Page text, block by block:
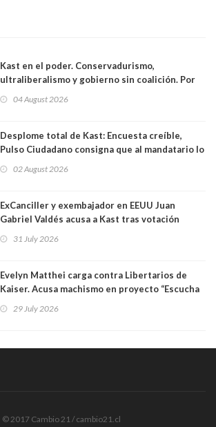
Kast en el poder. Conservadurismo,
ultraliberalismo y gobierno sin coalición. Por
04 August 2026
Desplome total de Kast: Encuesta creíble,
Pulso Ciudadano consigna que al mandatario lo
sacó en primera vuelta. Rechazo es de 58.9% y
64.8%
02 August 2026
ExCanciller y exembajador en EEUU Juan
Gabriel Valdés acusa a Kast tras votación
"Si hay una persona responsable es él"
31 July 2026
Evelyn Matthei carga contra Libertarios de
Kaiser. Acusa machismo en proyecto “Escucha
"¿Cómo puede haber alguien tan enfermo del
29 July 2026
© 2017 Cambio 21 / cambio21.cl